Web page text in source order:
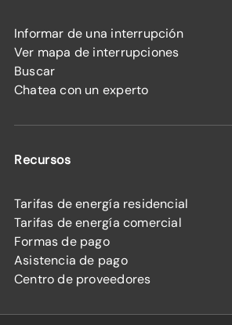
Informar de una interrupción
Ver mapa de interrupciones
Buscar
Chatea con un experto
Recursos
Tarifas de energía residencial
Tarifas de energía comercial
Formas de pago
Asistencia de pago
Centro de proveedores